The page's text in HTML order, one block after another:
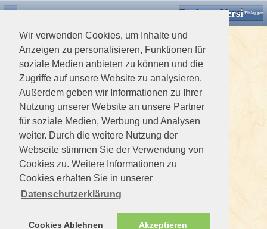
Wir verwenden Cookies, um Inhalte und
Anzeigen zu personalisieren, Funktionen für
soziale Medien anbieten zu können und die
Zugriffe auf unsere Website zu analysieren.
Außerdem geben wir Informationen zu Ihrer
Nutzung unserer Website an unsere Partner
für soziale Medien, Werbung und Analysen
weiter. Durch die weitere Nutzung der
Webseite stimmen Sie der Verwendung von
Cookies zu. Weitere Informationen zu
Cookies erhalten Sie in unserer
Datenschutzerklärung
Cookies Ablehnen Akzeptieren
Desktop VersionEinloggen